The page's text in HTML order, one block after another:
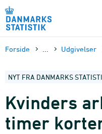
sidens
Forside Udgivelser
NYT FRA DANMARKS
Kvinders
timer